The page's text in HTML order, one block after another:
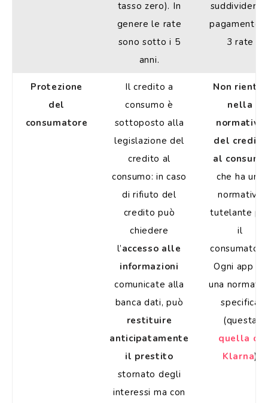
tasso zero). In
genere le rate
sono sotto i 5
anni.
suddividere
pagamento
3 rate
Protezione
del
consumatore
Il credito a
consumo è
sottoposto alla
legislazione del
credito al
consumo: in caso
di rifiuto del
credito può
chiedere
l’accesso alle
informazioni
comunicate alla
banca dati, può
restituire
anticipatamente
il prestito
stornato degli
interessi ma con
Non rientra
nella
normativa
del credito
al consumo
che ha una
normativa
tutelante
il
Ogni app ha
una
specifica
(questa
quella di
Klarna)